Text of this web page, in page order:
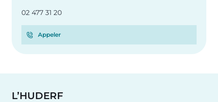
02 477 31 20
Appeler
L’HUDERF